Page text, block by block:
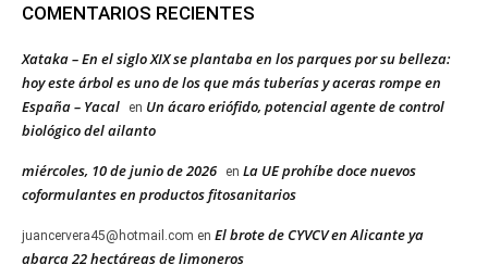
COMENTARIOS RECIENTES
Xataka – En el siglo XIX se plantaba en los parques por su belleza:
hoy este árbol es uno de los que más tuberías y aceras rompe en
España – Yacal
en Un ácaro eriófido, potencial agente de control
biológico del ailanto
miércoles, 10 de junio de 2026 en La UE prohíbe doce nuevos
coformulantes en productos fitosanitarios
juancervera45@hotmail.com en El brote de CYVCV en Alicante ya
abarca 22 hectáreas de limoneros